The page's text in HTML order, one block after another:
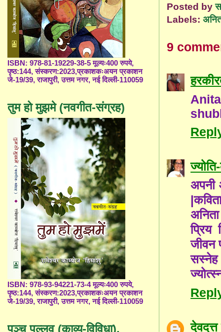
Posted by
Labels:
9
अपनी
प्रिय
जीवन
सस्नेह
ISBN: 978-81-19229-38-5 मूल्यः400 रुपये,
पृष्ठ:144, संस्करण:2023,प्रकाशकःअयन प्रकाशन
जे-19/39, राजापुरी, उत्तम नगर, नई दिल्ली-110059
तुम हो मुझमे (नवगीत-संग्रह)
ISBN: 978-93-94221-73-4 मूल्यः400 रुपये,
पृष्ठ:144, संस्करण:2023,प्रकाशकःअयन प्रकाशन
जे-19/39, राजापुरी, उत्तम नगर, नई दिल्ली-110059
पञ्च पल्लव (काव्य-विविधा),